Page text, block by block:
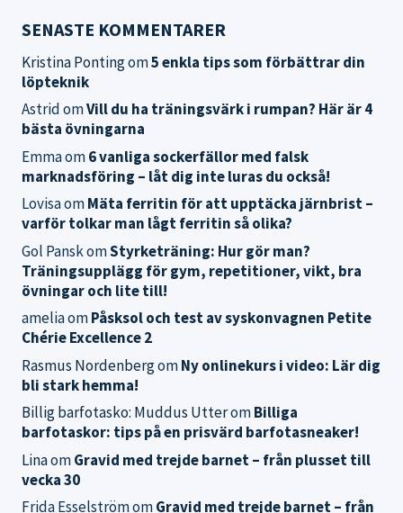
SENASTE KOMMENTARER
Kristina Pontingom5 enkla tips som förbättrar din
löpteknik
AstridomVill du ha träningsvärk i rumpan? Här är 4
bästa övningarna
Emmaom6 vanliga sockerfällor med falsk
marknadsföring – låt dig inte luras du också!
LovisaomMäta ferritin för att upptäcka järnbrist –
varför tolkar man lågt ferritin så olika?
Gol PanskomStyrketräning: Hur gör man?
Träningsupplägg för gym, repetitioner, vikt, bra
övningar och lite till!
ameliaomPåsksol och test av syskonvagnen Petite
Chérie Excellence 2
Rasmus NordenbergomNy onlinekurs i video: Lär dig
bli stark hemma!
Billig barfotasko: Muddus UtteromBilliga
barfotaskor: tips på en prisvärd barfotasneaker!
LinaomGravid med trejde barnet – från plusset till
vecka 30
Frida EsselströmomGravid med trejde barnet – från